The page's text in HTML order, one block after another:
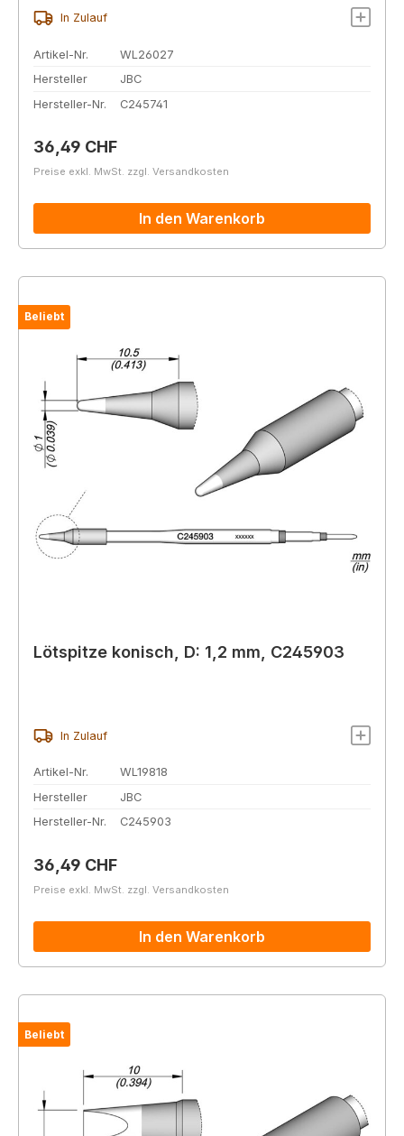
In Zulauf
Artikel-Nr.
WL26027
Hersteller
JBC
Hersteller-Nr.
C245741
Regulärer Preis:
36,49 CHF
Preise exkl. MwSt. zzgl. Versandkosten
In den Warenkorb
Beliebt
Lötspitze konisch, D: 1,2 mm, C245903
In Zulauf
Artikel-Nr.
WL19818
Hersteller
JBC
Hersteller-Nr.
C245903
Regulärer Preis:
36,49 CHF
Preise exkl. MwSt. zzgl. Versandkosten
In den Warenkorb
Beliebt